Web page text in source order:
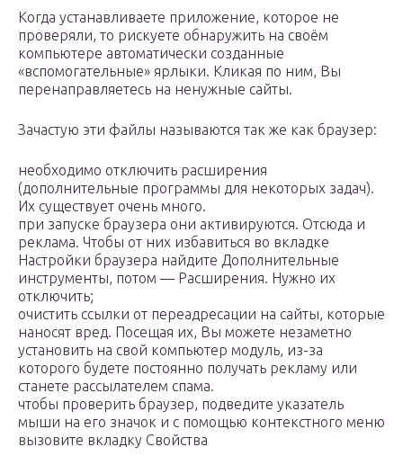
Когда устанавливаете приложение, которое не
проверяли, то рискуете обнаружить на своём
компьютере автоматически созданные
«вспомогательные» ярлыки. Кликая по ним, Вы
перенаправляетесь на ненужные сайты.
Зачастую эти файлы называются так же как браузер:
необходимо отключить расширения
(дополнительные программы для некоторых задач).
Их существует очень много.
при запуске браузера они активируются. Отсюда и
реклама. Чтобы от них избавиться во вкладке
Настройки браузера найдите Дополнительные
инструменты, потом — Расширения. Нужно их
отключить;
очистить ссылки от переадресации на сайты, которые
наносят вред. Посещая их, Вы можете незаметно
установить на свой компьютер модуль, из-за
которого будете постоянно получать рекламу или
станете рассылателем спама.
чтобы проверить браузер, подведите указатель
мыши на его значок и с помощью контекстного меню
вызовите вкладку Свойства